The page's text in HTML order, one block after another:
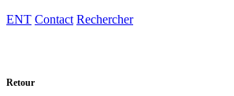
ENT Contact Rechercher
Retour